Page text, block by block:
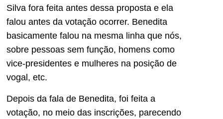
Silva fora feita antes dessa proposta e ela
falou antes da votação ocorrer. Benedita
basicamente falou na mesma linha que nós,
sobre pessoas sem função, homens como
vice-presidentes e mulheres na posição de
vogal, etc.
Depois da fala de Benedita, foi feita a
votação, no meio das inscrições, parecendo